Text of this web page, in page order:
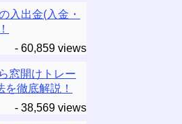
入出金(入金・
- 60,859 views
窓開けトレー
を徹底解説！
- 38,569 views